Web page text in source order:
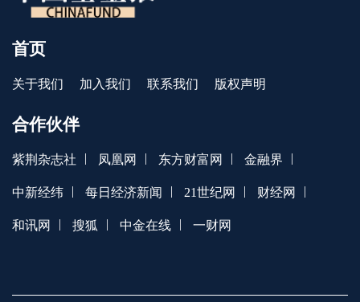
首页
关于我们 加入我们 联系我们 版权声明
合作伙伴
紫荆杂志社 | 凤凰网 | 东方财富网 | 金融界 |
中新经纬 | 每日经济新闻 | 21世纪网 | 财经网 |
和讯网 | 搜狐 | 中金在线 | 一财网